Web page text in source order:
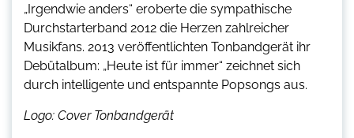
„Irgendwie anders“ eroberte die sympathische
Durchstarterband 2012 die Herzen zahlreicher
Musikfans. 2013 veröffentlichten Tonbandgerät ihr
Debütalbum: „Heute ist für immer“ zeichnet sich
durch intelligente und entspannte Popsongs aus.
Logo: Cover Tonbandgerät